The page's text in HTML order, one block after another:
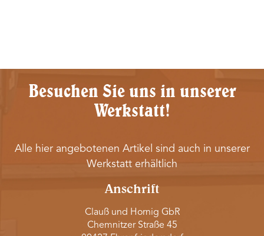
Besuchen Sie uns in unserer
Werkstatt!
Alle hier angebotenen Artikel sind auch in unserer
Werkstatt erhältlich
Anschrift
Clauß und Hornig GbR
Chemnitzer Straße 45